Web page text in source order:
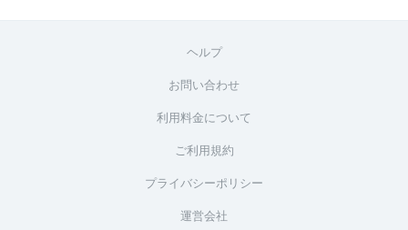
ヘルプ
お問い合わせ
利用料金について
ご利用規約
プライバシーポリシー
運営会社